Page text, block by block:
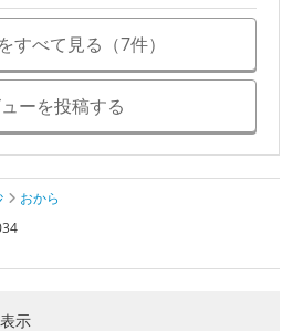
すべて見る（7件）
ーを投稿する
おから
示